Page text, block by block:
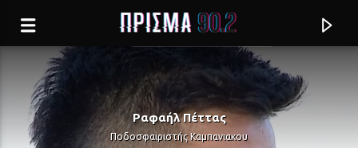
Ραφαήλ Πέττας
Ποδοσφαιριστής Καμπανιακου